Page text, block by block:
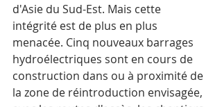
d'Asie du Sud-Est. Mais cette
intégrité est de plus en plus
menacée. Cinq nouveaux barrages
hydroélectriques sont en cours de
construction dans ou à proximité de
la zone de réintroduction envisagée,